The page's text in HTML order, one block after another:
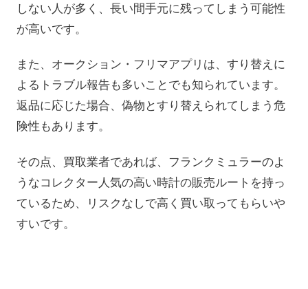
しない人が多く、長い間手元に残ってしまう可能性
が高いです。
また、オークション・フリマアプリは、すり替えに
よるトラブル報告も多いことでも知られています。
返品に応じた場合、偽物とすり替えられてしまう危
険性もあります。
その点、買取業者であれば、フランクミュラーのよ
うなコレクター人気の高い時計の販売ルートを持っ
ているため、リスクなしで高く買い取ってもらいや
すいです。